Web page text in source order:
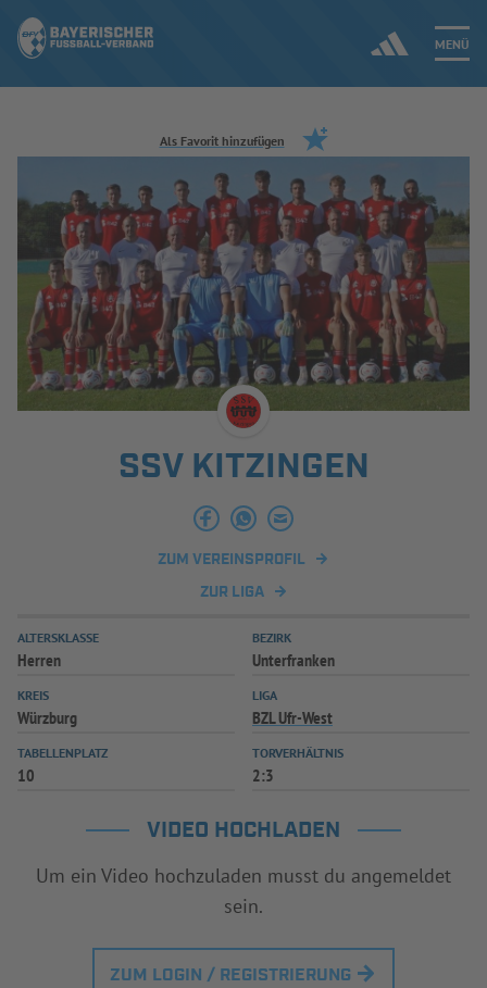
MENÜ
Jetzt einloggen
ERGEBNISSE & WETTBEWERBE
NEUIGKEITEN
SPIELBETRIEB & VERBANDSLEBEN
AUSBILDUNG & FÖRDERUNG
INFOTHEK SPIELPLUS
Als Favorit hinzufügen
SSV KITZINGEN
ZUM VEREINSPROFIL
ZUR LIGA
ALTERSKLASSE
Herren
BEZIRK
Unterfranken
KREIS
Würzburg
LIGA
BZL Ufr-West
TABELLENPLATZ
10
TORVERHÄLTNIS
2:3
VIDEO HOCHLADEN
Um ein Video hochzuladen musst du angemeldet
sein.
ZUM LOGIN / REGISTRIERUNG